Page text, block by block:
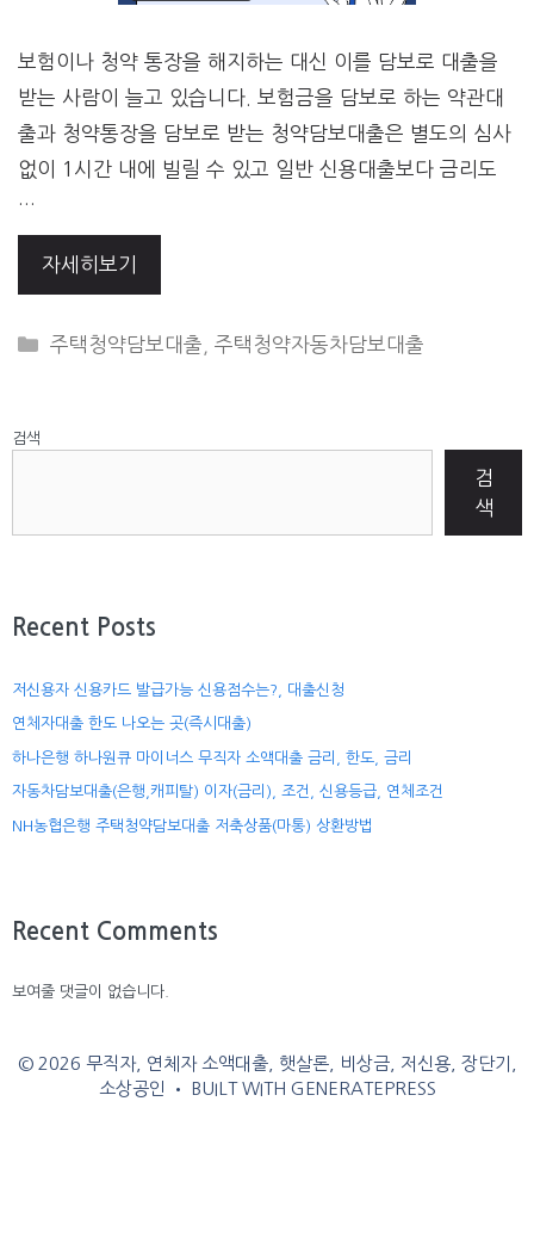
보험이나 청약 통장을 해지하는 대신 이를 담보로 대출을
받는 사람이 늘고 있습니다. 보험금을 담보로 하는 약관대
출과 청약통장을 담보로 받는 청약담보대출은 별도의 심사
없이 1시간 내에 빌릴 수 있고 일반 신용대출보다 금리도
…
자세히보기
CATEGORIES
주택청약담보대출 ,주택청약자동차담보대출
검색
검
색
Recent Posts
저신용자 신용카드 발급가능 신용점수는?, 대출신청
연체자대출 한도 나오는 곳(즉시대출)
하나은행 하나원큐 마이너스 무직자 소액대출 금리, 한도, 금리
자동차담보대출(은행,캐피탈) 이자(금리), 조건, 신용등급, 연체조건
NH농협은행 주택청약담보대출 저축상품(마통) 상환방법
Recent Comments
보여줄 댓글이 없습니다.
© 2026 무직자, 연체자 소액대출, 햇살론, 비상금, 저신용, 장단기,
소상공인
• BUILT WITH GENERATEPRESS